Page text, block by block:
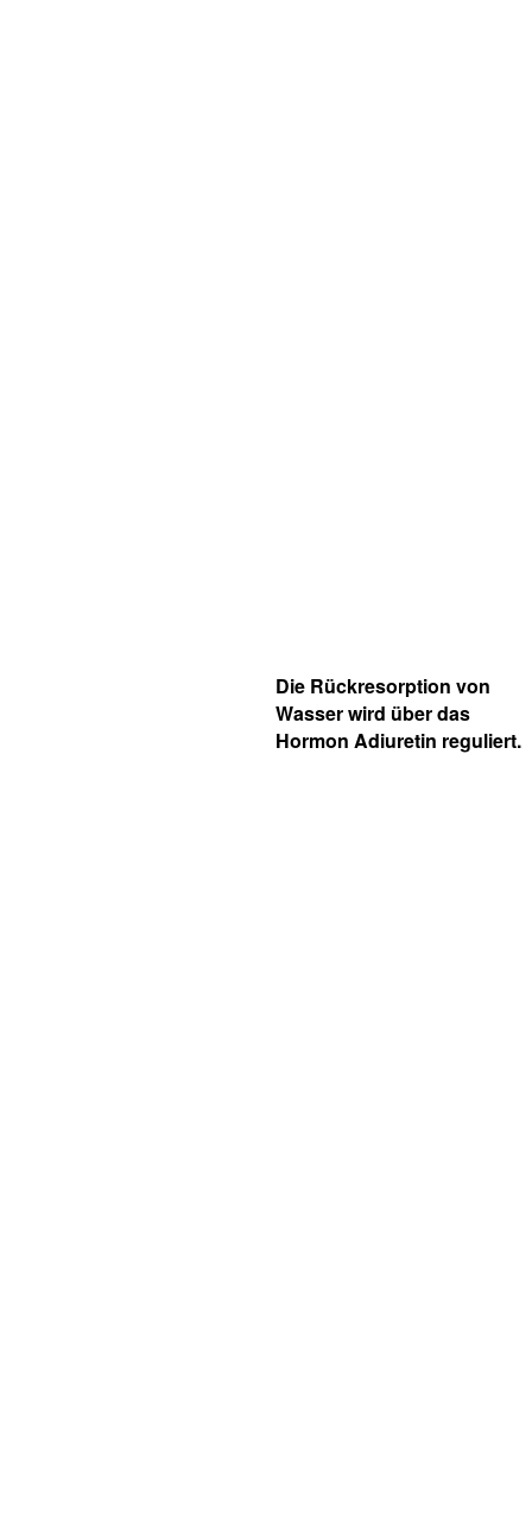
Die Rückresorption von
Wasser wird über das
Hormon Adiuretin reguliert.